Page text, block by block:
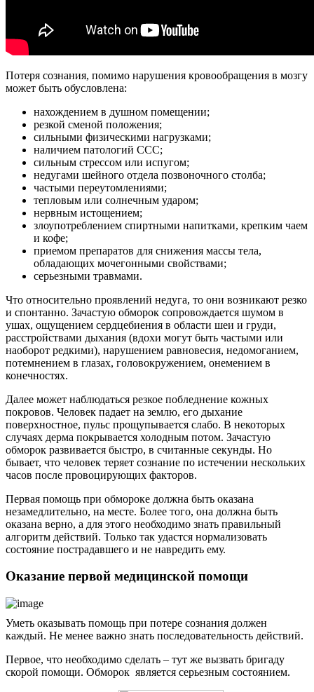
Потеря сознания, помимо нарушения кровообращения в мозгу
может быть обусловлена:
нахождением в душном помещении;
резкой сменой положения;
сильными физическими нагрузками;
наличием патологий ССС;
сильным стрессом или испугом;
недугами шейного отдела позвоночного столба;
частыми переутомлениями;
тепловым или солнечным ударом;
нервным истощением;
злоупотреблением спиртными напитками, крепким чаем
и кофе;
приемом препаратов для снижения массы тела,
обладающих мочегонными свойствами;
серьезными травмами.
Что относительно проявлений недуга, то они возникают резко
и спонтанно. Зачастую обморок сопровождается шумом в
ушах, ощущением сердцебиения в области шеи и груди,
расстройствами дыхания (вдохи могут быть частыми или
наоборот редкими), нарушением равновесия, недомоганием,
потемнением в глазах, головокружением, онемением в
конечностях.
Далее может наблюдаться резкое побледнение кожных
покровов. Человек падает на землю, его дыхание
поверхностное, пульс прощупывается слабо. В некоторых
случаях дерма покрывается холодным потом. Зачастую
обморок развивается быстро, в считанные секунды. Но
бывает, что человек теряет сознание по истечении нескольких
часов после провоцирующих факторов.
Первая помощь при обмороке должна быть оказана
незамедлительно, на месте. Более того, она должна быть
оказана верно, а для этого необходимо знать правильный
алгоритм действий. Только так удастся нормализовать
состояние пострадавшего и не навредить ему.
Оказание первой медицинской помощи
Уметь оказывать помощь при потере сознания должен
каждый. Не менее важно знать последовательность действий.
Первое, что необходимо сделать – тут же вызвать бригаду
скорой помощи. Обморок является серьезным состоянием.